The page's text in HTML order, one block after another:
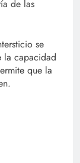
de las
se
la capacidad
que la